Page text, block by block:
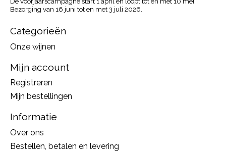
Bezorging van 16 juni tot en met 3 juli 2026.
Categorieën
Onze wijnen
Mijn account
Registreren
Mijn bestellingen
Informatie
Over ons
Bestellen, betalen en levering